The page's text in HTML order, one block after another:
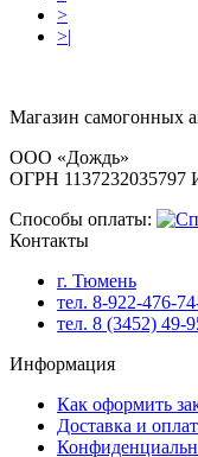
>
>|
Магазин самогонных
ООО «Дождь»
ОГРН 1137232035797
Способы оплаты:
Контакты
г. Тюмень
тел. 8-922-476-
тел. 8 (3452) 49-
Информация
Как оформить
Доставка и